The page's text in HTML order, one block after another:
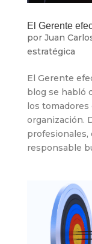
El Gerente
por Juan
estratégica
El Gerente
blog se habló
los tomadores
organización.
responsable